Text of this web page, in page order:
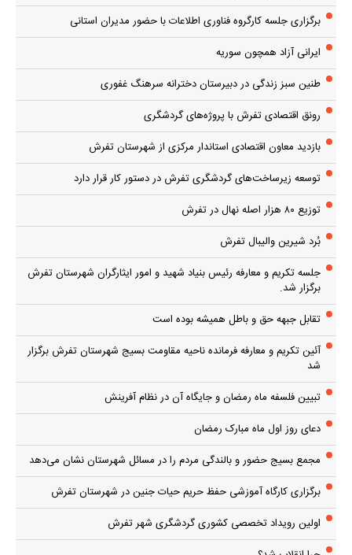
برگزاری جلسه کارگروه فناوری اطلاعات با حضور مدیران استانی
ایرانی آزاد همچون سوریه
طنین سبز زندگی در دبیرستان دخترانه سرهنگ غفوری
رونق اقتصادی تفرش با پروژه‌های گردشگری
بازدید معاون اقتصادی استاندار مرکزی از شهرستان تفرش
توسعه زیرساخت‌های گردشگری تفرش در دستور کار قرار دارد
توزیع ۸۰ هزار اصله نهال در تفرش
بُرد شیرین والیبال تفرش
جلسه تکریم و معارفه رئیس بنیاد شهید و امور ایثارگران شهرستان تفرش
برگزار شد.
تقابل جبهه حق و باطل همیشه بوده است
آئین تکریم و معارفه فرمانده ناحیه مقاومت بسیج شهرستان تفرش برگزار
شد
تبیین فلسفه ماه رمضان و جایگاه آن در نظام آفرینش
دعای روز اول ماه مبارک رمضان
مجمع بسیج حضور و بالندگی مردم را در مسائل شهرستان نشان می‌دهد
برگزاری کارگاه آموزشی حفظ حریم حیات جنین در شهرستان تفرش
اولین رویداد تخصصی کشوری گردشگری شهر تفرش